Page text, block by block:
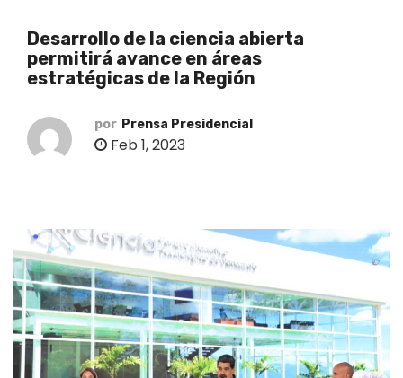
Desarrollo de la ciencia abierta
permitirá avance en áreas
estratégicas de la Región
por Prensa Presidencial
Feb 1, 2023